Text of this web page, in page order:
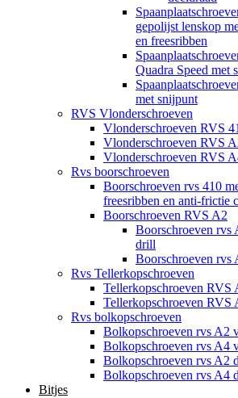
gepolijst lenskop
en freesribben
Quadra Speed met
met snijpunt
RVS Vlonderschroeven
Vlonderschroeven RVS
Vlonderschroeven RVS
Vlonderschroeven RVS
Rvs boorschroeven
Boorschroeven rvs 410
freesribben en anti-frictie
Boorschroeven RVS A2
Boorschroeven rvs
drill
Boorschroeven rvs
Rvs Tellerkopschroeven
Tellerkopschroeven RVS
Tellerkopschroeven RVS
Rvs bolkopschroeven
Bolkopschroeven rvs A2
Bolkopschroeven rvs A4
Bolkopschroeven rvs A2
Bolkopschroeven rvs A4
Bitjes